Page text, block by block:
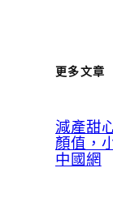
更多文章
減產甜
顏值，
中國網